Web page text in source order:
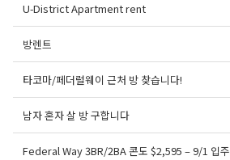
U-District Apartment rent
방렌트
타코마/페더럴웨이 근처 방 찾습니다!
남자 혼자 살 방 구합니다
Federal Way 3BR/2BA 콘도 $2,595 – 9/1 입주